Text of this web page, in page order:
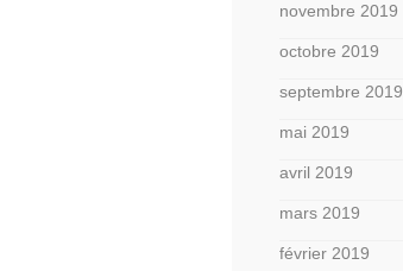
novembre 2019
octobre 2019
septembre 2019
mai 2019
avril 2019
mars 2019
février 2019